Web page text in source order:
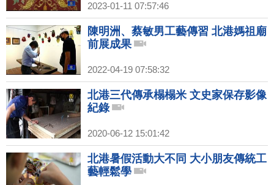
2023-01-11 07:57:46
陳明洲、蔡敏男工藝傳習 北港媽祖廟
前展成果
2022-04-19 07:58:32
北港三代傳承榻榻米 文史家保存影像
紀錄
2020-06-12 15:01:42
北港暑假活動大不同 大小朋友傳統工
藝輕鬆學